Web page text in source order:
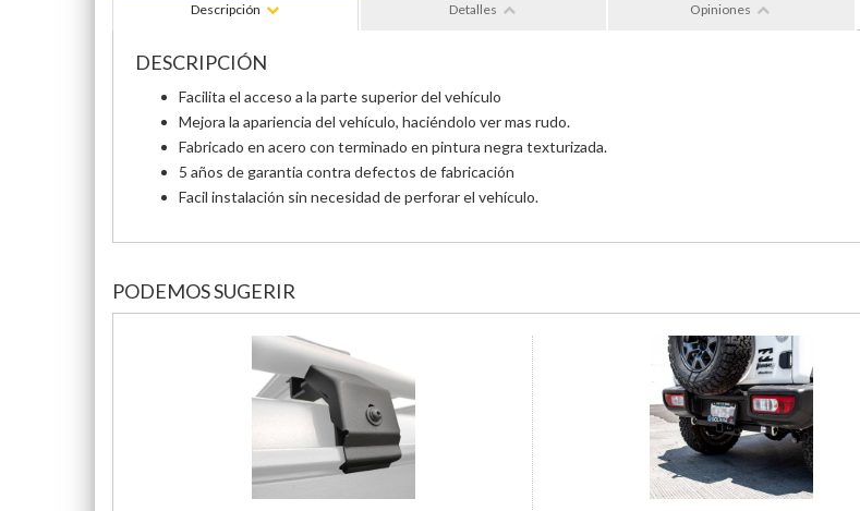
Descripción Detalles Opiniones
DESCRIPCIÓN
Facilita el acceso a la parte superior del vehículo
Mejora la apariencia del vehículo, haciéndolo ver mas rudo.
Fabricado en acero con terminado en pintura negra texturizada.
5 años de garantia contra defectos de fabricación
Facil instalación sin necesidad de perforar el vehículo.
PODEMOS SUGERIR